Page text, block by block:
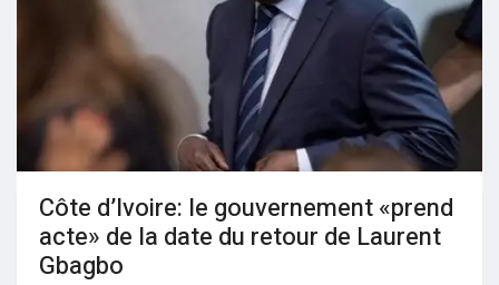
Côte d’Ivoire: le gouvernement «prend
acte» de la date du retour de Laurent
Gbagbo